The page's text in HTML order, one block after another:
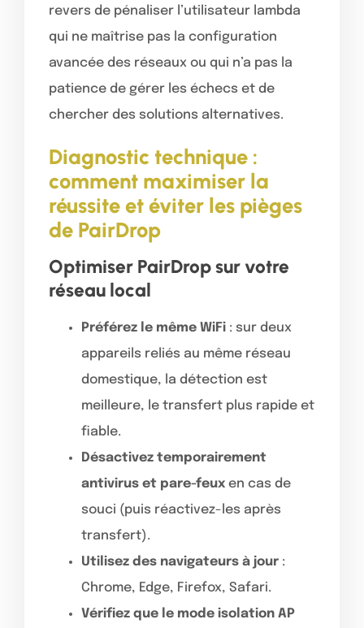
revers de pénaliser l’utilisateur lambda
qui ne maîtrise pas la configuration
avancée des réseaux ou qui n’a pas la
patience de gérer les échecs et de
chercher des solutions alternatives.
Diagnostic technique :
comment maximiser la
réussite et éviter les pièges
de PairDrop
Optimiser PairDrop sur votre
réseau local
Préférez le même WiFi : sur deux
appareils reliés au même réseau
domestique, la détection est
meilleure, le transfert plus rapide et
fiable.
Désactivez temporairement
antivirus et pare-feux en cas de
souci (puis réactivez-les après
transfert).
Utilisez des navigateurs à jour :
Chrome, Edge, Firefox, Safari.
Vérifiez que le mode isolation AP